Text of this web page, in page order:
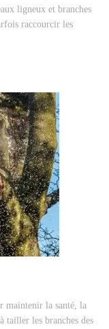
ligneux et branches
raccourcir les
maintenir la santé, la
tailler les branches des